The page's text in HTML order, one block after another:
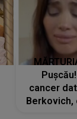
cancer